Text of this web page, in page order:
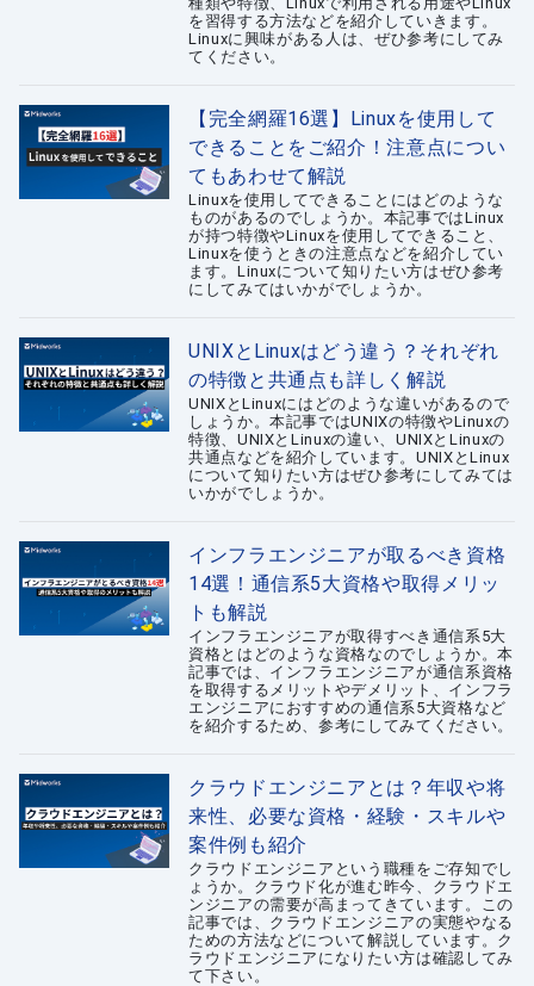
を習得する方法などを紹介していきます。
Linuxに興味がある人は、ぜひ参考にしてみ
てください。
【完全網羅16選】Linuxを使用して
できることをご紹介！注意点につい
てもあわせて解説
Linuxを使用してできることにはどのような
ものがあるのでしょうか。本記事ではLinux
が持つ特徴やLinuxを使用してできること、
Linuxを使うときの注意点などを紹介してい
ます。Linuxについて知りたい方はぜひ参考
にしてみてはいかがでしょうか。
UNIXとLinuxはどう違う？それぞれ
の特徴と共通点も詳しく解説
UNIXとLinuxにはどのような違いがあるので
しょうか。本記事ではUNIXの特徴やLinuxの
特徴、UNIXとLinuxの違い、UNIXとLinuxの
共通点などを紹介しています。UNIXとLinux
について知りたい方はぜひ参考にしてみては
いかがでしょうか。
インフラエンジニアが取るべき資格
14選！通信系5大資格や取得メリッ
トも解説
インフラエンジニアが取得すべき通信系5大
資格とはどのような資格なのでしょうか。本
記事では、インフラエンジニアが通信系資格
を取得するメリットやデメリット、インフラ
エンジニアにおすすめの通信系5大資格など
を紹介するため、参考にしてみてください。
クラウドエンジニアとは？年収や将
来性、必要な資格・経験・スキルや
案件例も紹介
クラウドエンジニアという職種をご存知でし
ょうか。クラウド化が進む昨今、クラウドエ
ンジニアの需要が高まってきています。この
記事では、クラウドエンジニアの実態やなる
ための方法などについて解説しています。ク
ラウドエンジニアになりたい方は確認してみ
て下さい。